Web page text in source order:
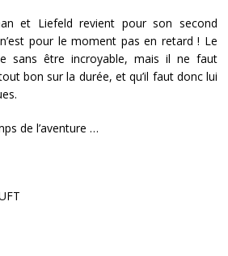
et Liefeld revient pour son second
pour le moment pas en retard ! Le
sans être incroyable, mais il ne faut
bon sur la durée, et qu’il faut donc lui
de l’aventure …